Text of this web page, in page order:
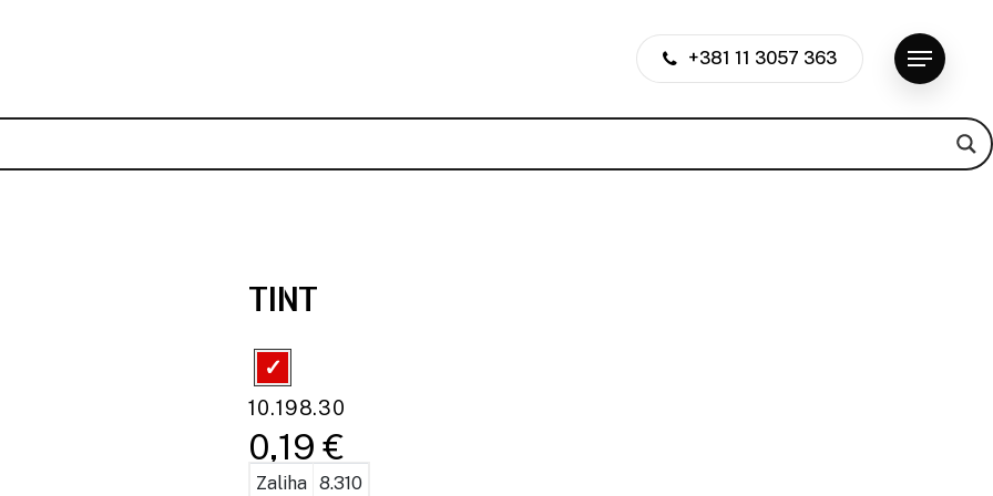
+381 11 3057 363 Menu
TINT
10.198.30
0,19 €
Zaliha 8.310